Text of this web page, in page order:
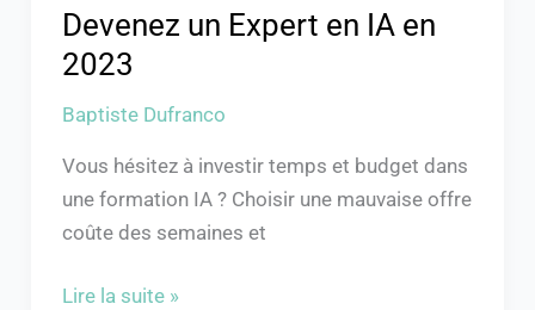
Devenez un Expert en IA en
2023
Baptiste Dufranco
Vous hésitez à investir temps et budget dans
une formation IA ? Choisir une mauvaise offre
coûte des semaines et
Lire la suite »